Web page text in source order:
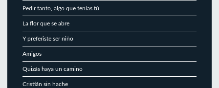
Pedir tanto, algo que tenías tú
La flor que se abre
Y preferiste ser niño
Amigos
Quizás haya un camino
Cristián sin hache